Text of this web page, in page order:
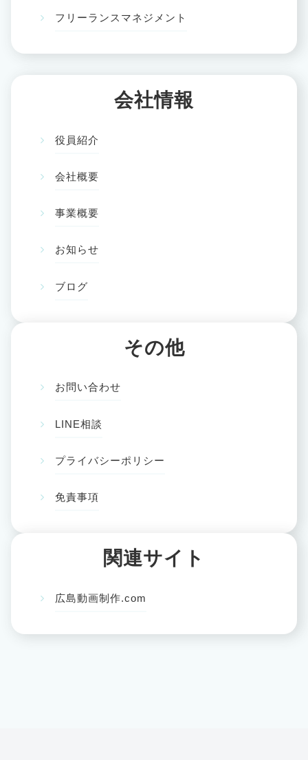
フリーランスマネジメント
会社情報
役員紹介
会社概要
事業概要
お知らせ
ブログ
その他
お問い合わせ
LINE相談
プライバシーポリシー
免責事項
関連サイト
広島動画制作.com